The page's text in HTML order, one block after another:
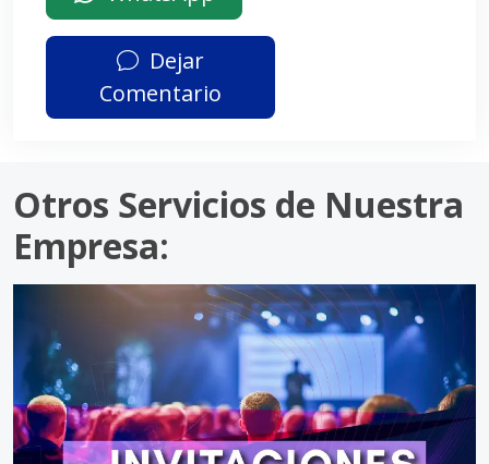
Dejar
Comentario
Otros Servicios de Nuestra
Empresa: